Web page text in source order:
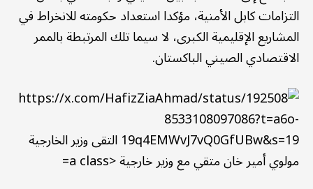
التزامات كابل الأمنية، مؤكدا استعداد حكومته للانخراط في
المشاريع الإقليمية الكبرى، لا سيما تلك المرتبطة بالممر
الاقتصادي الصيني الباكستان.